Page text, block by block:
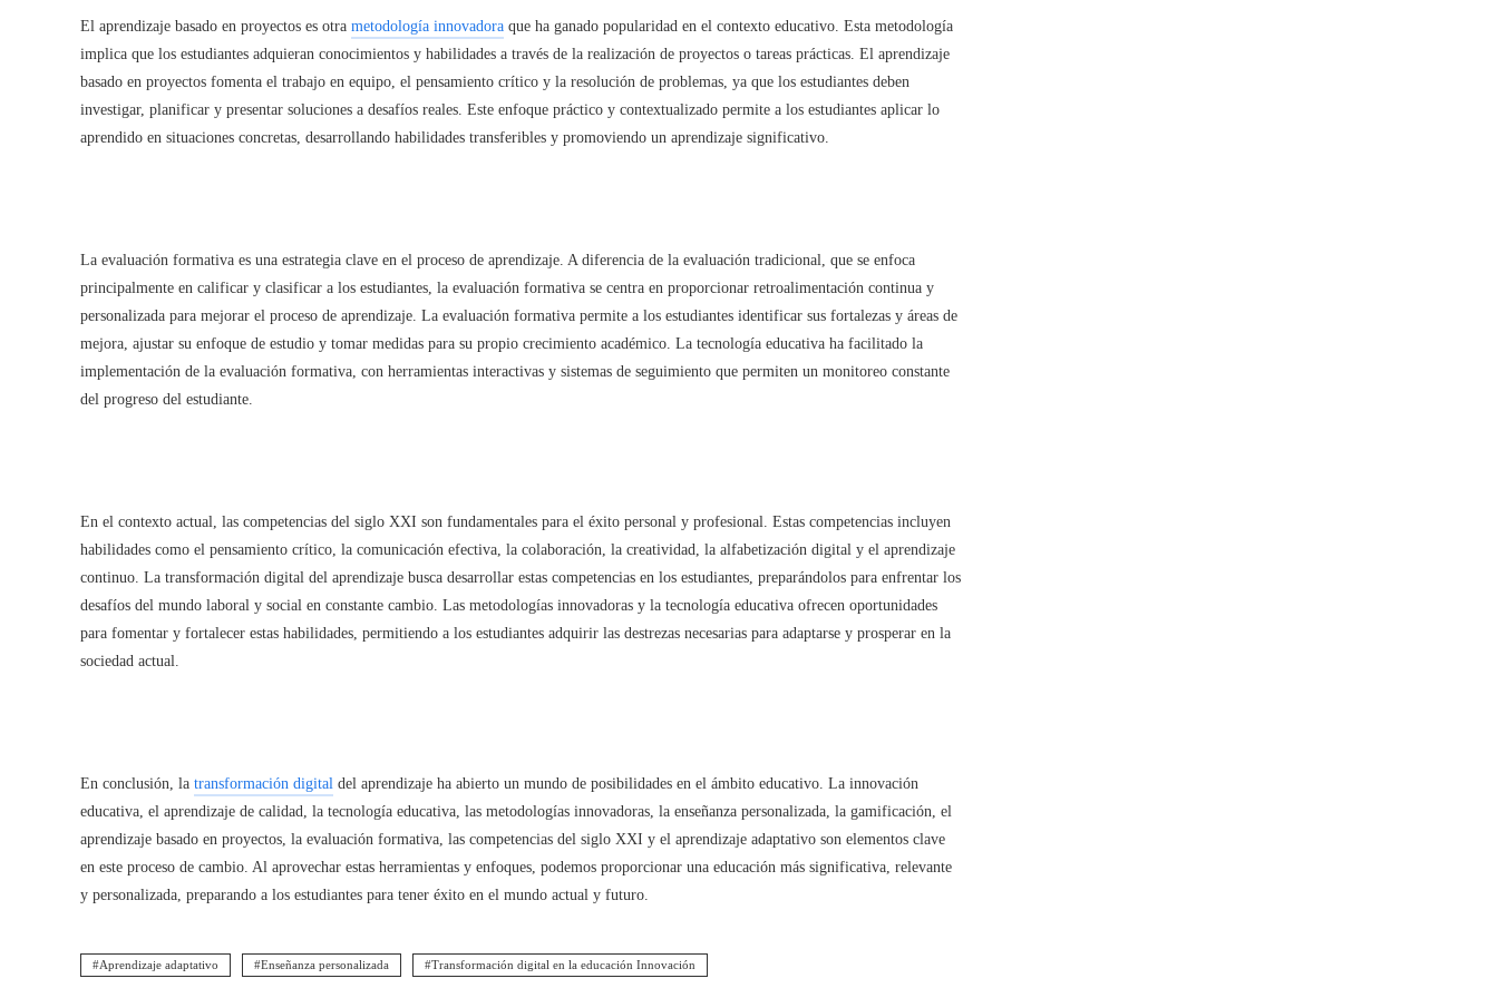
El aprendizaje basado en proyectos es otra metodología innovadora que ha ganado popularidad en el contexto educativo. Esta metodología
implica que los estudiantes adquieran conocimientos y habilidades a través de la realización de proyectos o tareas prácticas. El aprendizaje
basado en proyectos fomenta el trabajo en equipo, el pensamiento crítico y la resolución de problemas, ya que los estudiantes deben
investigar, planificar y presentar soluciones a desafíos reales. Este enfoque práctico y contextualizado permite a los estudiantes aplicar lo
aprendido en situaciones concretas, desarrollando habilidades transferibles y promoviendo un aprendizaje significativo.
La evaluación formativa es una estrategia clave en el proceso de aprendizaje. A diferencia de la evaluación tradicional, que se enfoca
principalmente en calificar y clasificar a los estudiantes, la evaluación formativa se centra en proporcionar retroalimentación continua y
personalizada para mejorar el proceso de aprendizaje. La evaluación formativa permite a los estudiantes identificar sus fortalezas y áreas de
mejora, ajustar su enfoque de estudio y tomar medidas para su propio crecimiento académico. La tecnología educativa ha facilitado la
implementación de la evaluación formativa, con herramientas interactivas y sistemas de seguimiento que permiten un monitoreo constante
del progreso del estudiante.
En el contexto actual, las competencias del siglo XXI son fundamentales para el éxito personal y profesional. Estas competencias incluyen
habilidades como el pensamiento crítico, la comunicación efectiva, la colaboración, la creatividad, la alfabetización digital y el aprendizaje
continuo. La transformación digital del aprendizaje busca desarrollar estas competencias en los estudiantes, preparándolos para enfrentar los
desafíos del mundo laboral y social en constante cambio. Las metodologías innovadoras y la tecnología educativa ofrecen oportunidades
para fomentar y fortalecer estas habilidades, permitiendo a los estudiantes adquirir las destrezas necesarias para adaptarse y prosperar en la
sociedad actual.
En conclusión, la transformación digital del aprendizaje ha abierto un mundo de posibilidades en el ámbito educativo. La innovación
educativa, el aprendizaje de calidad, la tecnología educativa, las metodologías innovadoras, la enseñanza personalizada, la gamificación, el
aprendizaje basado en proyectos, la evaluación formativa, las competencias del siglo XXI y el aprendizaje adaptativo son elementos clave
en este proceso de cambio. Al aprovechar estas herramientas y enfoques, podemos proporcionar una educación más significativa, relevante
y personalizada, preparando a los estudiantes para tener éxito en el mundo actual y futuro.
Aprendizaje adaptativo Enseñanza personalizada Transformación digital en la educación Innovación